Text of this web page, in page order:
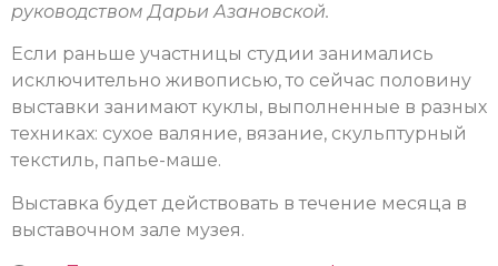
руководством Дарьи Азановской.
Если раньше участницы студии занимались
исключительно живописью, то сейчас половину
выставки занимают куклы, выполненные в разных
техниках: сухое валяние, вязание, скульптурный
текстиль, папье-маше.
Выставка будет действовать в течение месяца в
выставочном зале музея.